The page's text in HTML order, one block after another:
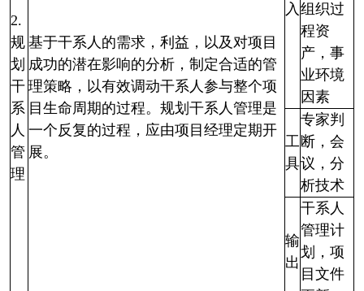
2.
规
划
干
系
人
管
理
基于干系人的需求，利益，以及对项目
成功的潜在影响的分析，制定合适的管
理策略，以有效调动干系人参与整个项
目生命周期的过程。规划干系人管理是
一个反复的过程，应由项目经理定期开
展。
入 组织过
程资
产，事
业环境
因素
工
具
专家判
断，会
议，分
析技术
输
出
干系人
管理计
划，项
目文件